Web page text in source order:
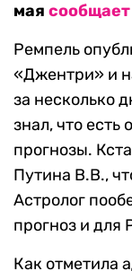
мая сообщает
Ремпель
«Джентри» и
за несколько
знал, что есть
прогнозы.
Путина В.В.,
Астролог
прогноз и для
Как отметила